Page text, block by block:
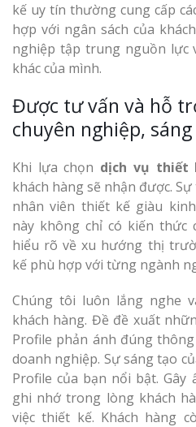
kế uy tín thường cung cấp
hợp với ngân sách của
nghiệp tập trung nguồn lực
khác của mình.
Được tư vấn và hỗ
chuyên nghiệp,
Khi lựa chọn dịch vụ thiết
khách hàng sẽ nhận được.
nhân viên thiết kế giàu
này không chỉ có kiến thức
hiểu rõ về xu hướng thị
kế phù hợp với từng ngành
Chúng tôi luôn lắng nghe
khách hàng. Đề đề xuất
Profile phản ánh đúng
doanh nghiệp. Sự sáng tạo
Profile của bạn nổi bật.
ghi nhớ trong lòng khách
việc thiết kế. Khách hàng